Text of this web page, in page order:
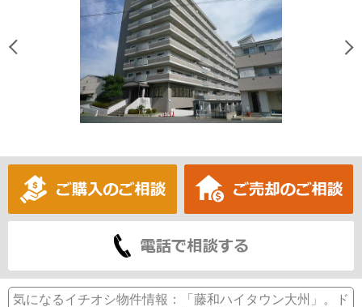
気になるイチオシ物件情報：「藤和ハイタウン大州」。ド